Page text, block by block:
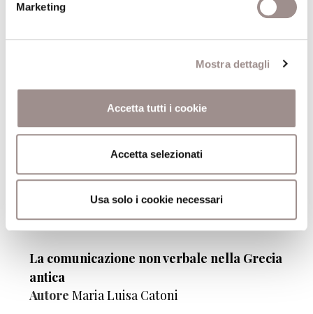
Marketing
Mostra dettagli
Accetta tutti i cookie
Accetta selezionati
Usa solo i cookie necessari
Edipo. Storia di un mito
EditoreCarocci
Anno recensione
2008
La comunicazione non verbale nella Grecia
antica
Autore Maria Luisa Catoni